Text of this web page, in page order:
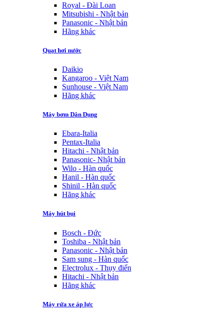
Royal - Đài Loan
Mitsubishi - Nhật bản
Panasonic - Nhật bản
Hãng khác
Quạt hơi nước
Daikio
Kangaroo - Việt Nam
Sunhouse - Việt Nam
Hãng khác
Máy bơm Dân Dụng
Ebara-Italia
Pentax-Italia
Hitachi - Nhật bản
Panasonic- Nhật bản
Wilo - Hàn quốc
Hanil - Hàn quốc
Shinil - Hàn quốc
Hãng khác
Máy hút bụi
Bosch - Đức
Toshiba - Nhật bản
Panasonic - Nhật bản
Sam sung - Hàn quốc
Electrolux - Thụy điển
Hitachi - Nhật bản
Hãng khác
Máy rửa xe áp lực